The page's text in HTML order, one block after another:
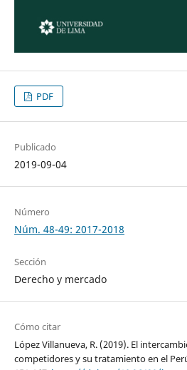
PDF
Publicado
2019-09-04
Número
Núm. 48-49: 2017-2018
Sección
Derecho y mercado
Cómo citar
López Villanueva, R. (2019). El
competidores y su tratamiento en el